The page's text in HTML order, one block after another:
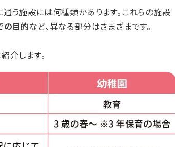
う施設には何種類かあります。これらの施設
の目的など、異なる部分はさまざまです。
介します。